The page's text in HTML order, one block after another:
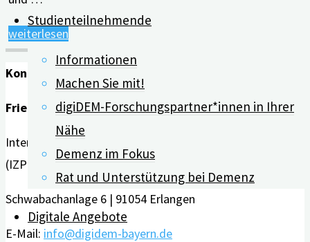
Studienteilnehmende
Informationen
Machen Sie mit!
digiDEM-Forschungspartner*innen in Ihrer
Nähe
Demenz im Fokus
Rat und Unterstützung bei Demenz
Digitale Angebote
weiterlesen
Therapiehunde
bei
Demenz
helfen"
Kontakt
Friedrich-Alexander-Universität Erlangen-Nürnberg
Interdisziplinäres Zentrum für HTA und Public Health
(IZPH)
Schwabachanlage 6 | 91054 Erlangen
E-Mail: info@digidem-bayern.de